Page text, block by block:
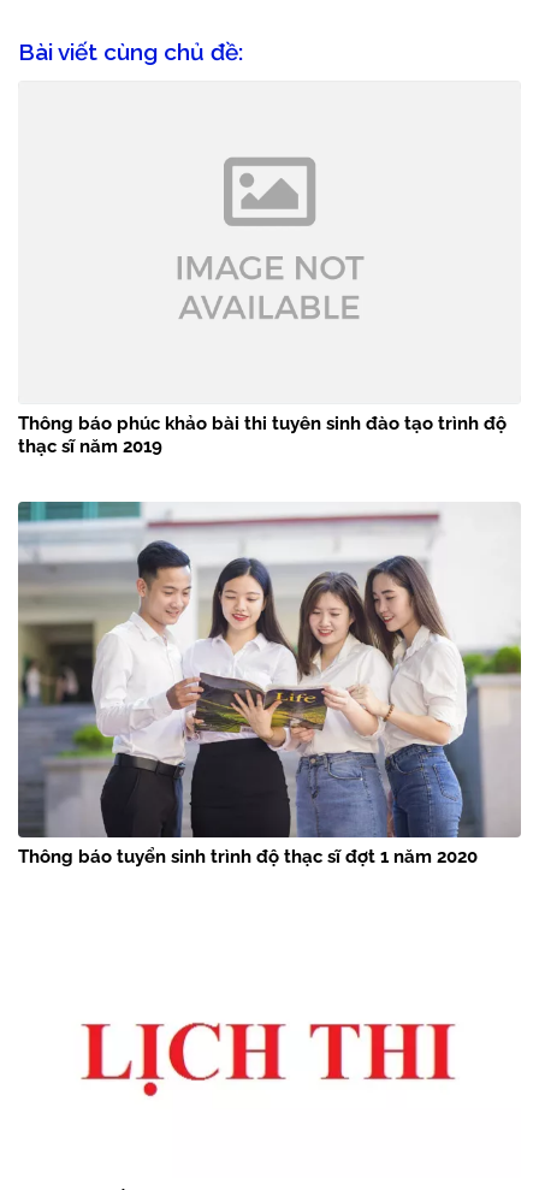
Bài viết cùng chủ đề:
Thông báo phúc khảo bài thi tuyên sinh đào tạo trình độ
thạc sĩ năm 2019
Thông báo tuyển sinh trình độ thạc sĩ đợt 1 năm 2020